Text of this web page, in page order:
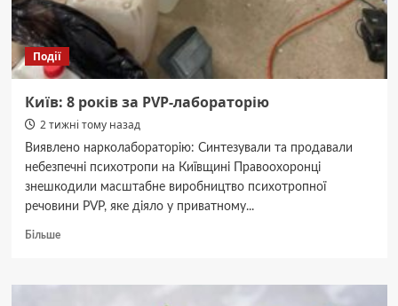
Події
Київ: 8 років за PVP-лабораторію
2 тижні тому назад
Виявлено нарколабораторію: Синтезували та продавали
небезпечні психотропи на Київщині Правоохоронці
знешкодили масштабне виробництво психотропної
речовини PVP, яке діяло у приватному...
БільшеДокладніше
8